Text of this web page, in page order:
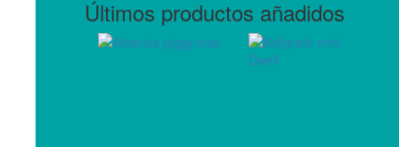
Últimos productos añadidos